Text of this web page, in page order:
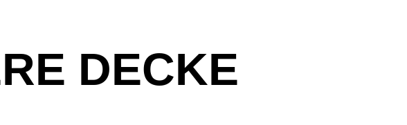
DECKE